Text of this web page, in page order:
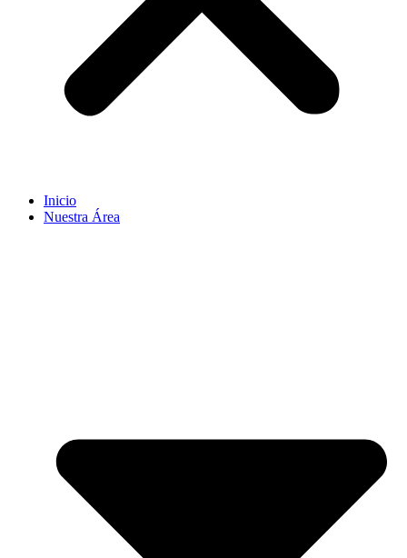
Inicio
Nuestra Área